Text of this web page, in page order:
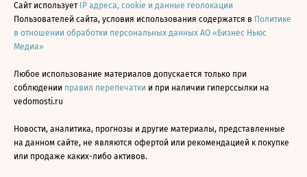
Сайт использует IP адреса, cookie и данные геолокации
Пользователей сайта, условия использования содержатся в Политике
в отношении обработки персональных данных АО «Бизнес Ньюс
Медиа»
Любое использование материалов допускается только при
соблюдении правил перепечатки и при наличии гиперссылки на
vedomosti.ru
Новости, аналитика, прогнозы и другие материалы, представленные
на данном сайте, не являются офертой или рекомендацией к покупке
или продаже каких-либо активов.